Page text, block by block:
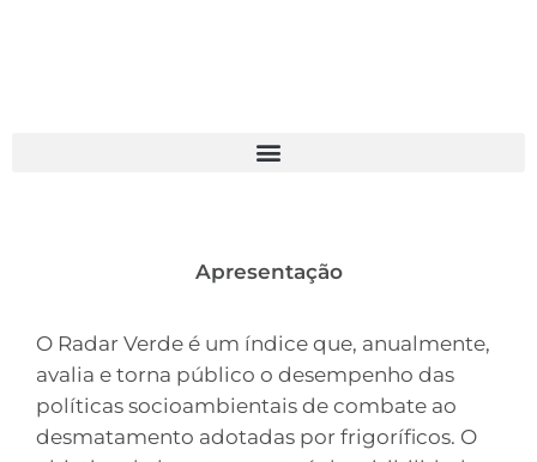
Apresentação
O Radar Verde é um índice que, anualmente,
avalia e torna público o desempenho das
políticas socioambientais de combate ao
desmatamento adotadas por frigoríficos. O